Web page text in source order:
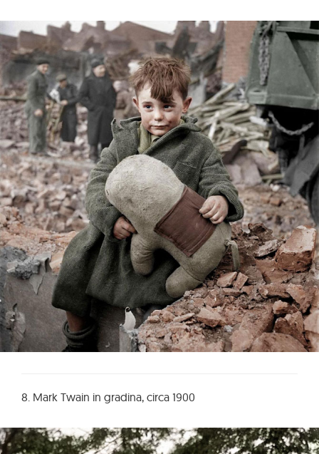
8. Mark Twain in gradina, circa 1900